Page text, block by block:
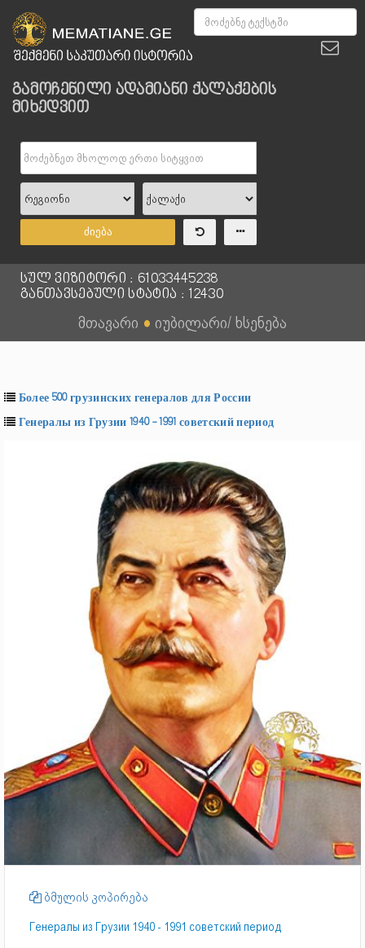
გამოჩენილი ადამიანი ქალაქების
მიხედვით
ძიება
სულ ვიზიტორი : 61033445238
განთავსებული სტატია : 12430
მთავარი ● იუბილარი/ ხსენება
Более 500 грузинских генералов для России
Генералы из Грузии 1940 - 1991 советский период
ბმულის კოპირება
Генералы из Грузии 1940 - 1991 советский период